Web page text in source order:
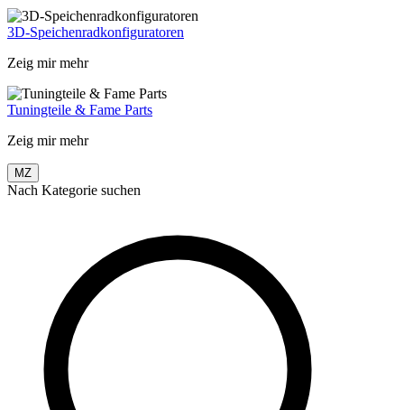
3D-Speichenradkonfiguratoren
Zeig mir mehr
Tuningteile & Fame Parts
Zeig mir mehr
MZ
Nach Kategorie suchen